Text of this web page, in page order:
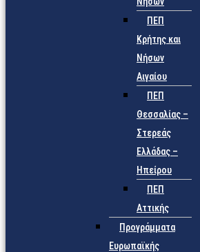
ΠΕΠ
Κρήτης και
Νήσων
Αιγαίου
ΠΕΠ
Θεσσαλίας –
Στερεάς
Ελλάδας –
Ηπείρου
ΠΕΠ
Αττικής
Προγράμματα
Ευρωπαϊκής